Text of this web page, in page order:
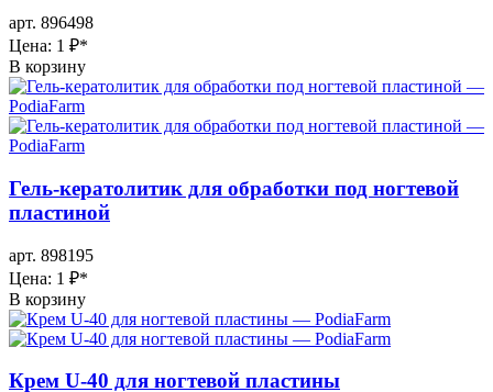
арт. 896498
Цена: 1 ₽*
В корзину
Гель-кератолитик для обработки под ногтевой
пластиной
арт. 898195
Цена: 1 ₽*
В корзину
Крем U-40 для ногтевой пластины